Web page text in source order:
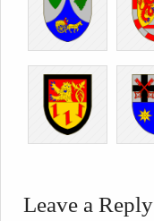
Leave a Reply